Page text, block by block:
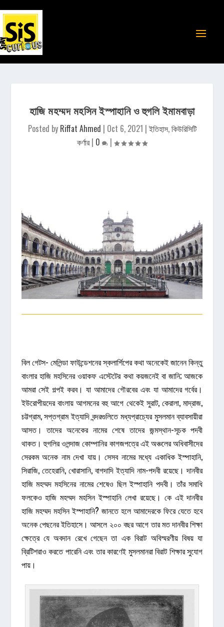
হাজি মহম্মদ মহসিন ইস্পাহানি ও হুগলি ইমামবাড়া
Posted by Riffat Ahmed | Oct 6, 2021 |ইতিহাস,কিউরিসিটি
কর্ণার| 0 |
বিল গেটস- মেলিন্ডা ফাউন্ডেশনের স্কলার্শিপের কথা অনেকেই জানেন কিন্তু
বাংলার হাজি মহসিনের ওয়াকফ এস্টেটের কথা কয়জনেই বা জানি; আজকে
আমরা সেই গল্পই করব। যা আমাদের গৌরবের এবং যা আমাদের গর্বের।
ইউরোপীয়দের বাংলায় আগমনের বহু আগে থেকেই সুরাট, কেরালা, মাদ্রাজ,
চট্টগ্রাম, সপ্তগ্রাম ইত্যাদি বন্দরগুলিতে মধ্যপ্রাচ্যের মুসলমান ব্যাবসায়ীরা
আসত। তাদের অনেকের নামের শেষে তাদের জন্মস্থান-সূচক পদবী
থাকত। হুগলির ওলন্দাজ কোম্পানির কাগজপত্রে এই অঞ্চলের অধিবাসীদের
সেরকম অনেক নাম দেখা যায়। সেসব নামের মধ্যে একাধিক ইস্পাহানি,
সিরাজি, তেহেরানি, খোরাসানি, বাগদাদি ইত্যাদি নাম-পদবী রয়েছে। দানবীর
হাজি মহম্মদ মহসিনের নামের শেষেও ছিল ইস্পাহানি পদবী। তাঁর সমাধি
ফলকেও হাজি মহম্মদ মহসিন ইস্পাহানি লেখা রয়েছে। কে এই দানবীর
হাজি মহম্মদ মহসিন ইস্পাহানি? জানতে হলে আমাদেরকে ফিরে যেতে হবে
অনেক পেছনের ইতিহাসে। আসলে ২০০ বছর আগে তার মত দানবীর শিক্ষা
ক্ষেত্রে যে অবদান রেখে গেছেন তা এক বিরাট অবিস্মরণীয় বিষয় যা
ব্রিটিশরাও করতে পারেনি এবং তার কারণেই মুসলমানরা বিরাট শিক্ষার সুযোগ
পায়।